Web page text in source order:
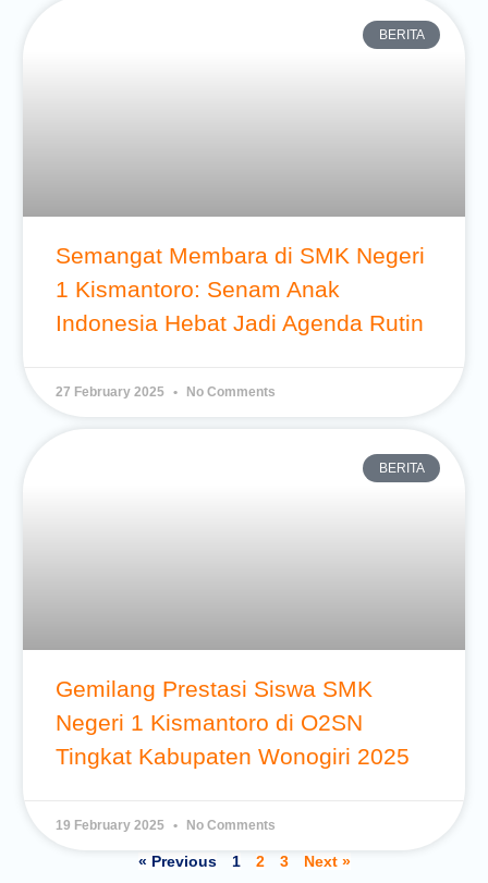
BERITA
Semangat Membara di SMK Negeri
1 Kismantoro: Senam Anak
Indonesia Hebat Jadi Agenda Rutin
27 February 2025 No Comments
BERITA
Gemilang Prestasi Siswa SMK
Negeri 1 Kismantoro di O2SN
Tingkat Kabupaten Wonogiri 2025
19 February 2025 No Comments
« Previous 1 2 3 Next »